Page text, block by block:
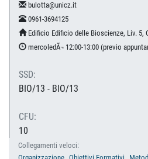
bulotta@unicz.it
0961-3694125
Edificio Edificio delle Bioscienze, Liv. 5,
mercoledÃ¬ 12:00-13:00 (previo
SSD:
BIO/13 - BIO/13
CFU:
10
Collegamenti veloci: